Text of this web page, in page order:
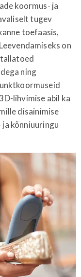
koormus- ja
tugev
toefaasis,
on
ning
lihvimise abil ka
disainimise
kõnniuuringu